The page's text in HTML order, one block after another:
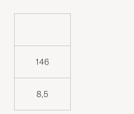
146
8,5